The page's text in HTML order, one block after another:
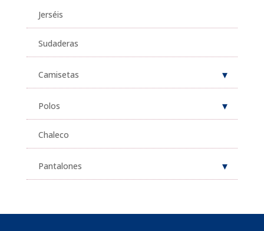
Jerséis
Sudaderas
Camisetas
Polos
Chaleco
Pantalones